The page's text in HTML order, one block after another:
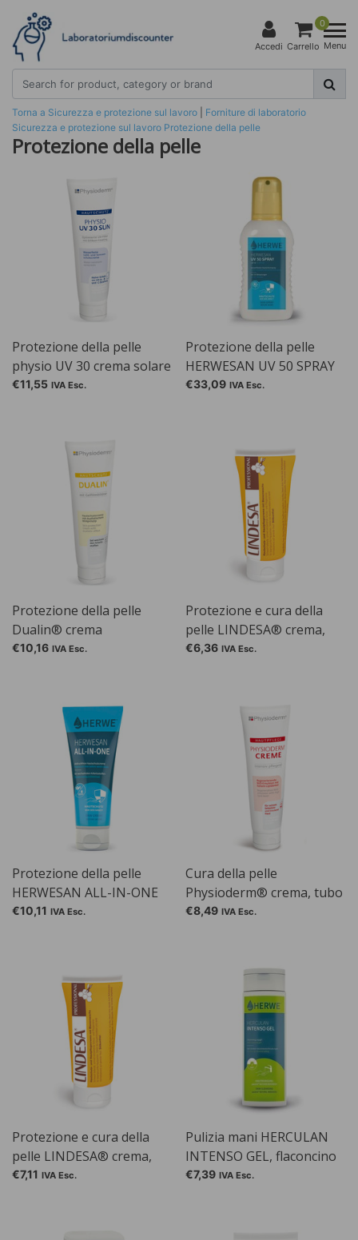
Accedi
0
Carrello Menu
Torna a Sicurezza e protezione sul lavoro
Forniture di laboratorio
Sicurezza e protezione sul lavoro Protezione della pelle
Protezione della pelle
Protezione della pelle
physio UV 30 crema solare
€11,55 IVA Esc.
Protezione della pelle
HERWESAN UV 50 SPRAY
€33,09 IVA Esc.
Protezione della pelle
Dualin® crema
€10,16 IVA Esc.
Protezione e cura della
pelle LINDESA® crema,
profumata, tubo da 50 ml
€6,36 IVA Esc.
Protezione della pelle
HERWESAN ALL-IN-ONE
crema
€10,11 IVA Esc.
Cura della pelle
Physioderm® crema, tubo
da 100 ml
€8,49 IVA Esc.
Protezione e cura della
pelle LINDESA® crema,
profumata, tubo da 100 ml
€7,11 IVA Esc.
Pulizia mani HERCULAN
INTENSO GEL, flaconcino
da 250 ml
€7,39 IVA Esc.